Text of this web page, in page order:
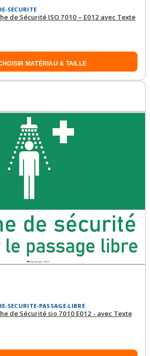
SECURITE
de Sécurité ISO 7010 – E012 avec Texte
MATÉRIAU & TAILLE
SECURITE-PASSAGE-LIBRE
Sécurité sio 7010 E012 - avec Texte